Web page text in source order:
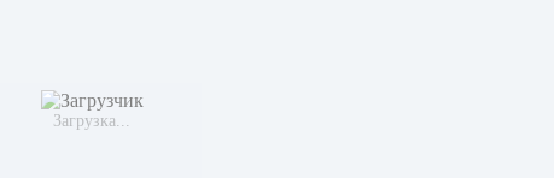
Загрузка...